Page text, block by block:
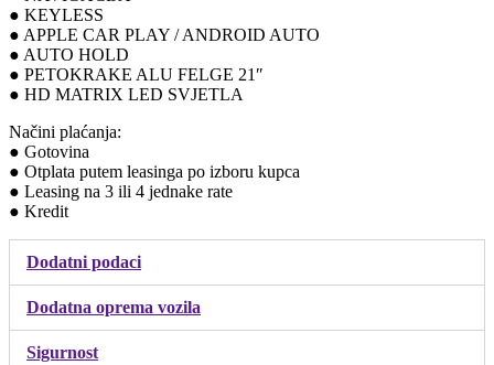
● KEYLESS
● APPLE CAR PLAY / ANDROID AUTO
● AUTO HOLD
● PETOKRAKE ALU FELGE 21″
● HD MATRIX LED SVJETLA
Načini plaćanja:
● Gotovina
● Otplata putem leasinga po izboru kupca
● Leasing na 3 ili 4 jednake rate
● Kredit
Dodatni podaci
Dodatna oprema vozila
Sigurnost